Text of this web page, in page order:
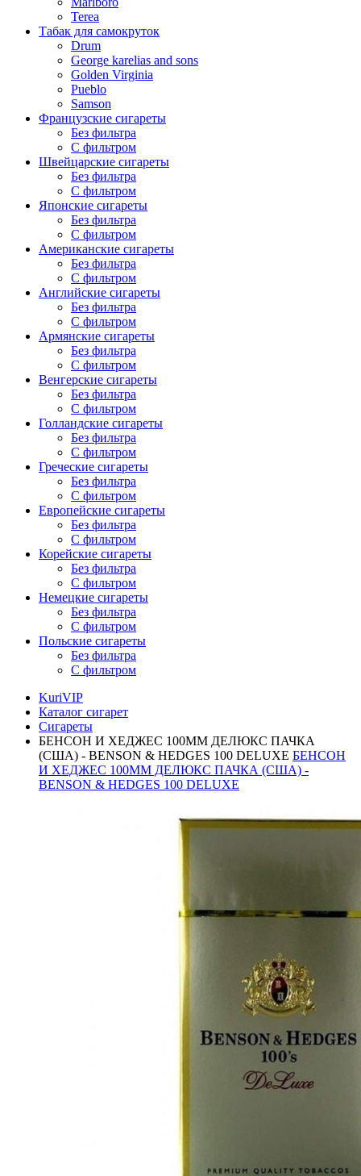
Terea
Табак для самокруток
Drum
George karelias and sons
Golden Virginia
Pueblo
Samson
Французские сигареты
Без фильтра
С фильтром
Швейцарские сигареты
Без фильтра
С фильтром
Японские сигареты
Без фильтра
С фильтром
Американские сигареты
Без фильтра
С фильтром
Английские сигареты
Без фильтра
С фильтром
Армянские сигареты
Без фильтра
С фильтром
Венгерские сигареты
Без фильтра
С фильтром
Голландские сигареты
Без фильтра
С фильтром
Греческие сигареты
Без фильтра
С фильтром
Европейские сигареты
Без фильтра
С фильтром
Корейские сигареты
Без фильтра
С фильтром
Немецкие сигареты
Без фильтра
С фильтром
Польские сигареты
Без фильтра
С фильтром
KuriVIP
Каталог сигарет
Сигареты
БЕНСОН И ХЕДЖЕС 100ММ ДЕЛЮКС ПАЧКА
(США) - BENSON & HEDGES 100 DELUXE БЕНСОН
И ХЕДЖЕС 100ММ ДЕЛЮКС ПАЧКА (США) -
BENSON & HEDGES 100 DELUXE